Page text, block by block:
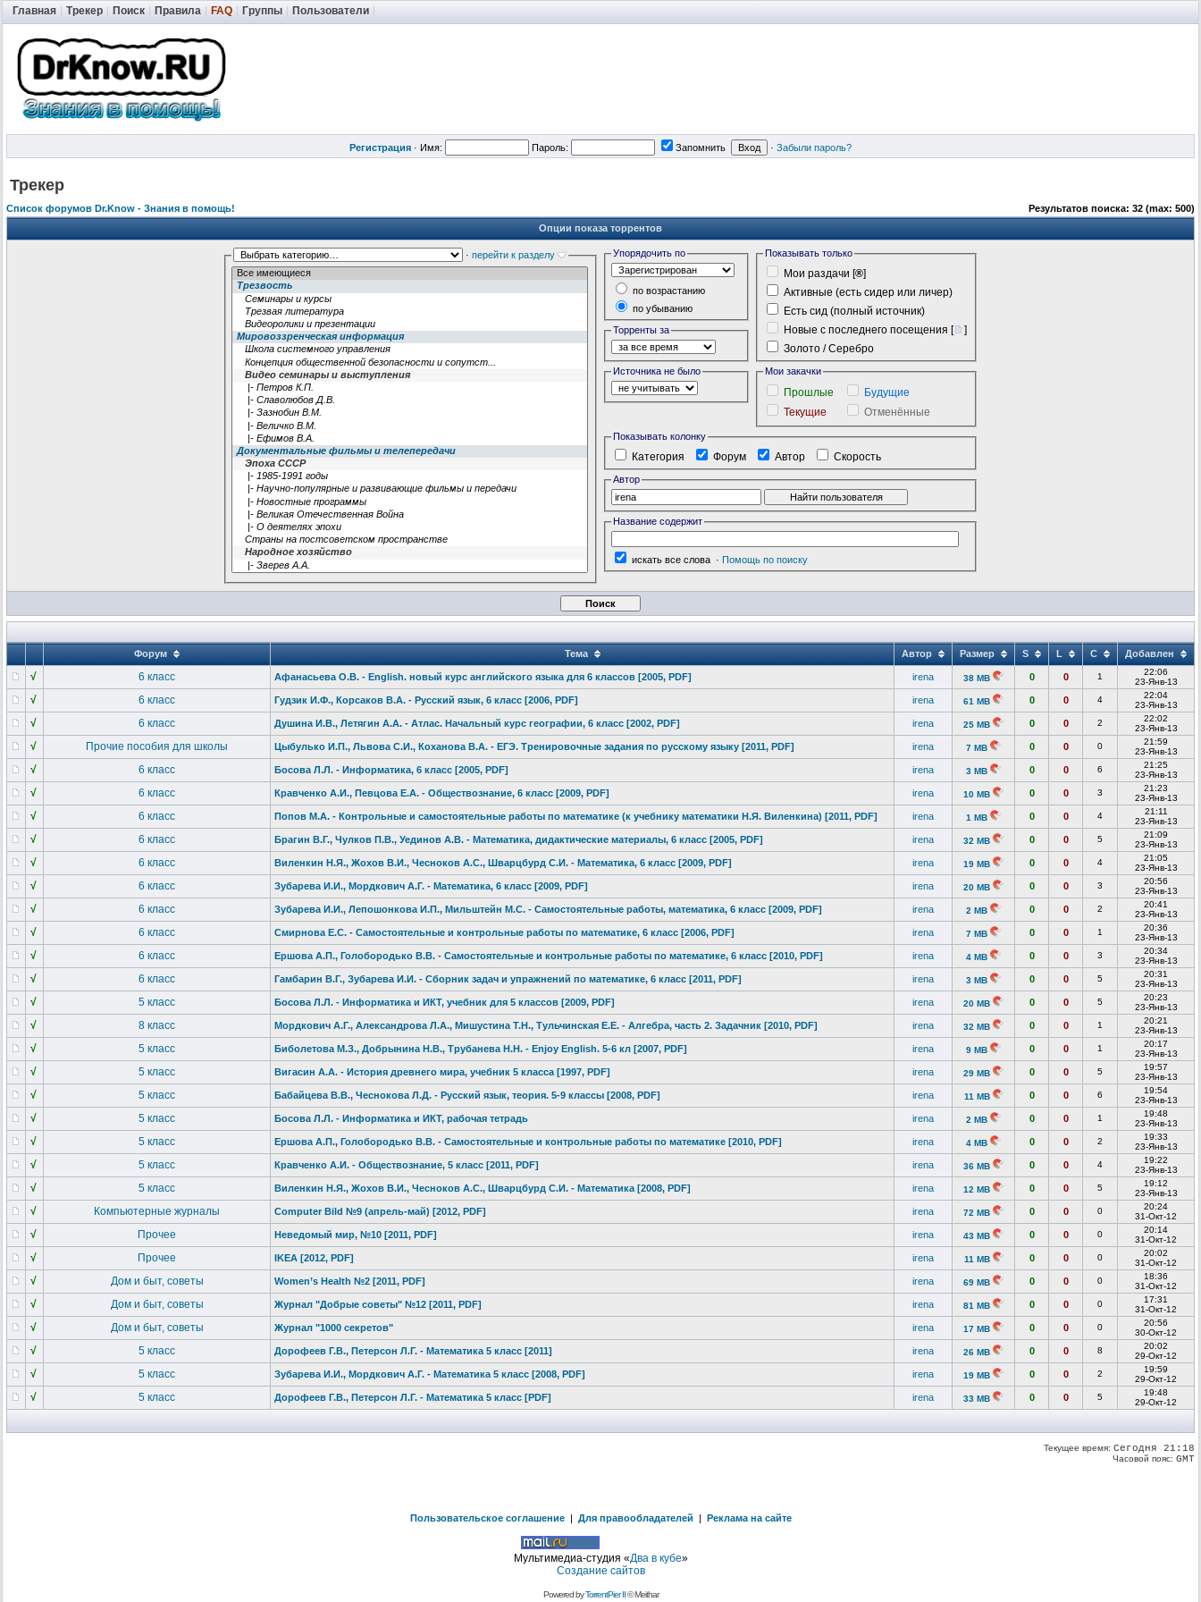
Главная Трекер Поиск Правила FAQ Группы Пользователи
Регистрация · Имя: Пароль: Запомнить · Забыли пароль?
Трекер
Список форумов Dr.Know - Знания в помощь!
Результатов поиска: 32 (max: 500)
Опции показа торрентов
· перейти к разделу Упорядочить по
по возрастанию
по убыванию
Торренты за
Источника не было
Показывать только
Мои раздачи [®]
Активные (есть сидер или личер)
Есть сид (полный источник)
Новые с последнего посещения [
]
Золото / Серебро
Мои закачки
Прошлые
Будущие
Текущие
Отменённые
Показывать колонку
Категория Форум Автор Скорость
Автор
Название содержит
искать все слова · Помощь по поиску
Форум Тема Автор Размер S L C Добавлен
√ 6 класс Афанасьева О.В. - English. новый курс английского языка для 6 классов [2005, PDF] irena 38 MB 0 0 1
22:06
23-Янв-13
√ 6 класс Гудзик И.Ф., Корсаков В.А. - Русский язык, 6 класс [2006, PDF] irena 61 MB 0 0 4
22:04
23-Янв-13
√ 6 класс Душина И.В., Летягин А.А. - Атлас. Начальный курс географии, 6 класс [2002, PDF] irena 25 MB 0 0 2
22:02
23-Янв-13
√ Прочие пособия для школы Цыбулько И.П., Львова С.И., Коханова В.А. - ЕГЭ. Тренировочные задания по русскому языку [2011, PDF] irena 7 MB 0 0 0
21:59
23-Янв-13
√ 6 класс Босова Л.Л. - Информатика, 6 класс [2005, PDF] irena 3 MB 0 0 6
21:25
23-Янв-13
√ 6 класс Кравченко А.И., Певцова Е.А. - Обществознание, 6 класс [2009, PDF] irena 10 MB 0 0 3
21:23
23-Янв-13
√ 6 класс Попов М.А. - Контрольные и самостоятельные работы по математике (к учебнику математики Н.Я. Виленкина) [2011, PDF] irena 1 MB 0 0 4
21:11
23-Янв-13
√ 6 класс Брагин В.Г., Чулков П.В., Уединов А.В. - Математика, дидактические материалы, 6 класс [2005, PDF] irena 32 MB 0 0 5
21:09
23-Янв-13
√ 6 класс Виленкин Н.Я., Жохов В.И., Чесноков А.С., Шварцбурд С.И. - Математика, 6 класс [2009, PDF] irena 19 MB 0 0 4
21:05
23-Янв-13
√ 6 класс Зубарева И.И., Мордкович А.Г. - Математика, 6 класс [2009, PDF] irena 20 MB 0 0 3
20:56
23-Янв-13
√ 6 класс Зубарева И.И., Лепошонкова И.П., Мильштейн М.С. - Самостоятельные работы, математика, 6 класс [2009, PDF] irena 2 MB 0 0 2
20:41
23-Янв-13
√ 6 класс Смирнова Е.С. - Самостоятельные и контрольные работы по математике, 6 класс [2006, PDF] irena 7 MB 0 0 1
20:36
23-Янв-13
√ 6 класс Ершова А.П., Голобородько В.В. - Самостоятельные и контрольные работы по математике, 6 класс [2010, PDF] irena 4 MB 0 0 3
20:34
23-Янв-13
√ 6 класс Гамбарин В.Г., Зубарева И.И. - Сборник задач и упражнений по математике, 6 класс [2011, PDF] irena 3 MB 0 0 5
20:31
23-Янв-13
√ 5 класс Босова Л.Л. - Информатика и ИКТ, учебник для 5 классов [2009, PDF] irena 20 MB 0 0 5
20:23
23-Янв-13
√ 8 класс Мордкович А.Г., Александрова Л.А., Мишустина Т.Н., Тульчинская Е.Е. - Алгебра, часть 2. Задачник [2010, PDF] irena 32 MB 0 0 1
20:21
23-Янв-13
√ 5 класс Биболетова М.З., Добрынина Н.В., Трубанева Н.Н. - Enjoy English. 5-6 кл [2007, PDF] irena 9 MB 0 0 1
20:17
23-Янв-13
√ 5 класс Вигасин А.А. - История древнего мира, учебник 5 класса [1997, PDF] irena 29 MB 0 0 5
19:57
23-Янв-13
√ 5 класс Бабайцева В.В., Чеснокова Л.Д. - Русский язык, теория. 5-9 классы [2008, PDF] irena 11 MB 0 0 6
19:54
23-Янв-13
√ 5 класс Босова Л.Л. - Информатика и ИКТ, рабочая тетрадь irena 2 MB 0 0 1
19:48
23-Янв-13
√ 5 класс Ершова А.П., Голобородько В.В. - Самостоятельные и контрольные работы по математике [2010, PDF] irena 4 MB 0 0 2
19:33
23-Янв-13
√ 5 класс Кравченко А.И. - Обществознание, 5 класс [2011, PDF] irena 36 MB 0 0 4
19:22
23-Янв-13
√ 5 класс Виленкин Н.Я., Жохов В.И., Чесноков А.С., Шварцбурд С.И. - Математика [2008, PDF] irena 12 MB 0 0 5
19:12
23-Янв-13
√ Компьютерные журналы Computer Bild №9 (апрель-май) [2012, PDF] irena 72 MB 0 0 0
20:24
31-Окт-12
√ Прочее Неведомый мир, №10 [2011, PDF] irena 43 MB 0 0 0
20:14
31-Окт-12
√ Прочее IKEA [2012, PDF] irena 11 MB 0 0 0
20:02
31-Окт-12
√ Дом и быт, советы Women’s Health №2 [2011, PDF] irena 69 MB 0 0 0
18:36
31-Окт-12
√ Дом и быт, советы Журнал "Добрые советы" №12 [2011, PDF] irena 81 MB 0 0 0
17:31
31-Окт-12
√ Дом и быт, советы Журнал "1000 секретов" irena 17 MB 0 0 0
20:56
30-Окт-12
√ 5 класс Дорофеев Г.В., Петерсон Л.Г. - Математика 5 класс [2011] irena 26 MB 0 0 8
20:02
29-Окт-12
√ 5 класс Зубарева И.И., Мордкович А.Г. - Математика 5 класс [2008, PDF] irena 19 MB 0 0 2
19:59
29-Окт-12
√ 5 класс Дорофеев Г.В., Петерсон Л.Г. - Математика 5 класс [PDF] irena 33 MB 0 0 5
19:48
29-Окт-12
Текущее время: Сегодня 21:18
Часовой пояс: GMT
Пользовательское соглашение | Для правообладателей | Реклама на сайте
Мультимедиа-студия «Два в кубе»
Создание сайтов
Powered byTorrentPier II© Meithar